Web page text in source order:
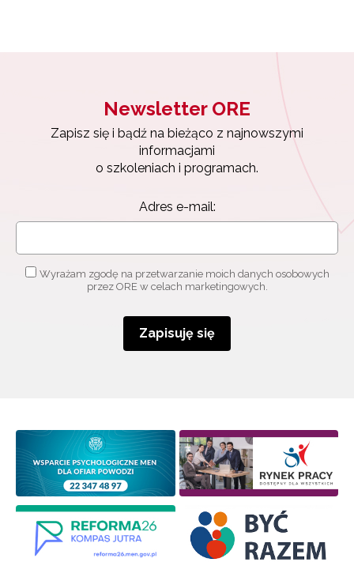
Newsletter ORE
Zapisz się i bądź na bieżąco z najnowszymi
informacjami
o szkoleniach i programach.
Adres e-mail:
Wyrażam zgodę na przetwarzanie moich danych osobowych
przez ORE w celach marketingowych.
Zapisuję się
informacjami
o szkoleniach i programach.
Adres e-mail:
Wyrażam zgodę na przetwarzanie moich danych
osobowych przez ORE w celach marketingowych.